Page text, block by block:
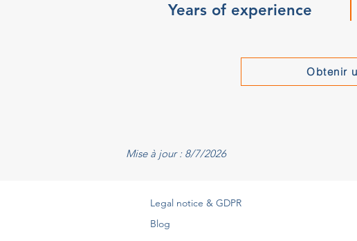
Years of experience
Obtenir
Mise à jour : 8/7/2026
Legal notice & GDPR
Blog